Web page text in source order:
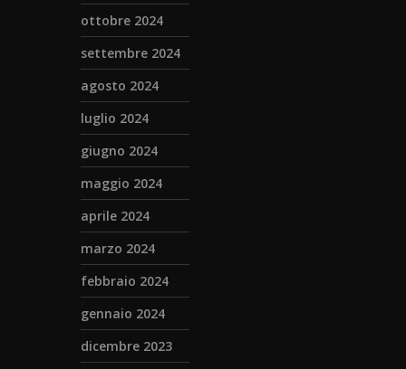
ottobre 2024
settembre 2024
agosto 2024
luglio 2024
giugno 2024
maggio 2024
aprile 2024
marzo 2024
febbraio 2024
gennaio 2024
dicembre 2023